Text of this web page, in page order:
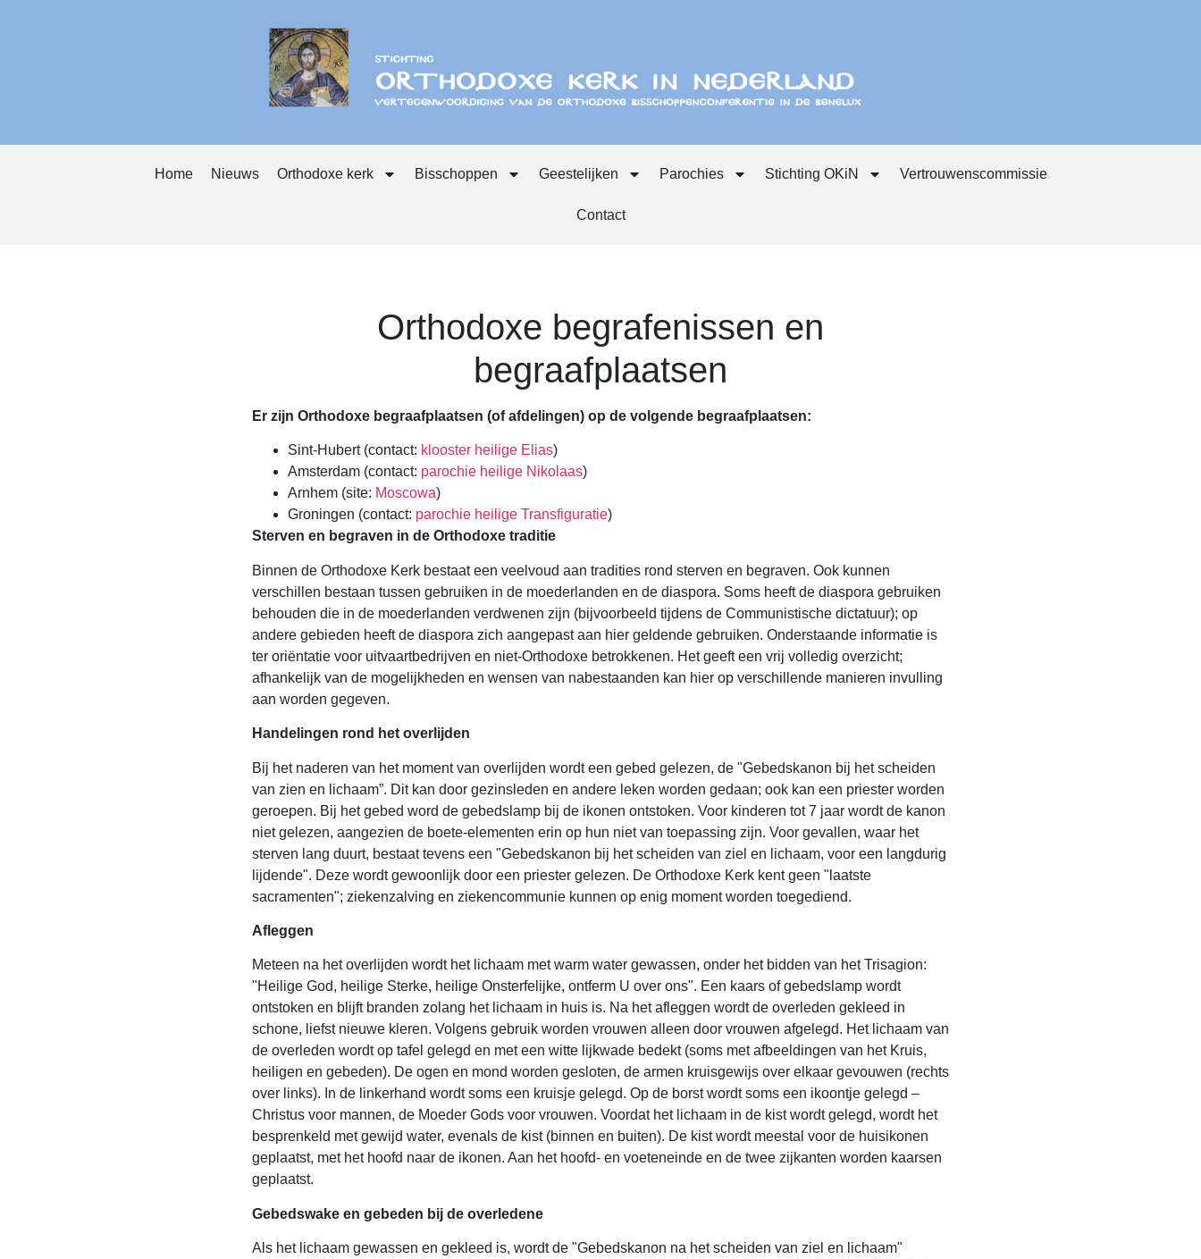
Home Nieuws Orthodoxe kerk Bisschoppen Geestelijken Parochies Stichting OKiN Vertrouwenscommissie
Contact
Orthodoxe begrafenissen en
begraafplaatsen
Er zijn Orthodoxe begraafplaatsen (of afdelingen) op de volgende begraafplaatsen:
Sint-Hubert (contact: klooster heilige Elias)
Amsterdam (contact: parochie heilige Nikolaas)
Arnhem (site: Moscowa)
Groningen (contact: parochie heilige Transfiguratie)
Sterven en begraven in de Orthodoxe traditie
Binnen de Orthodoxe Kerk bestaat een veelvoud aan tradities rond sterven en begraven. Ook kunnen
verschillen bestaan tussen gebruiken in de moederlanden en de diaspora. Soms heeft de diaspora gebruiken
behouden die in de moederlanden verdwenen zijn (bijvoorbeeld tijdens de Communistische dictatuur); op
andere gebieden heeft de diaspora zich aangepast aan hier geldende gebruiken. Onderstaande informatie is
ter oriëntatie voor uitvaartbedrijven en niet-Orthodoxe betrokkenen. Het geeft een vrij volledig overzicht;
afhankelijk van de mogelijkheden en wensen van nabestaanden kan hier op verschillende manieren invulling
aan worden gegeven.
Handelingen rond het overlijden
Bij het naderen van het moment van overlijden wordt een gebed gelezen, de "Gebedskanon bij het scheiden
van zien en lichaam”. Dit kan door gezinsleden en andere leken worden gedaan; ook kan een priester worden
geroepen. Bij het gebed word de gebedslamp bij de ikonen ontstoken. Voor kinderen tot 7 jaar wordt de kanon
niet gelezen, aangezien de boete-elementen erin op hun niet van toepassing zijn. Voor gevallen, waar het
sterven lang duurt, bestaat tevens een "Gebedskanon bij het scheiden van ziel en lichaam, voor een langdurig
lijdende". Deze wordt gewoonlijk door een priester gelezen. De Orthodoxe Kerk kent geen "laatste
sacramenten"; ziekenzalving en ziekencommunie kunnen op enig moment worden toegediend.
Afleggen
Meteen na het overlijden wordt het lichaam met warm water gewassen, onder het bidden van het Trisagion:
"Heilige God, heilige Sterke, heilige Onsterfelijke, ontferm U over ons". Een kaars of gebedslamp wordt
ontstoken en blijft branden zolang het lichaam in huis is. Na het afleggen wordt de overleden gekleed in
schone, liefst nieuwe kleren. Volgens gebruik worden vrouwen alleen door vrouwen afgelegd. Het lichaam van
de overleden wordt op tafel gelegd en met een witte lijkwade bedekt (soms met afbeeldingen van het Kruis,
heiligen en gebeden). De ogen en mond worden gesloten, de armen kruisgewijs over elkaar gevouwen (rechts
over links). In de linkerhand wordt soms een kruisje gelegd. Op de borst wordt soms een ikoontje gelegd –
Christus voor mannen, de Moeder Gods voor vrouwen. Voordat het lichaam in de kist wordt gelegd, wordt het
besprenkeld met gewijd water, evenals de kist (binnen en buiten). De kist wordt meestal voor de huisikonen
geplaatst, met het hoofd naar de ikonen. Aan het hoofd- en voeteneinde en de twee zijkanten worden kaarsen
geplaatst.
Gebedswake en gebeden bij de overledene
Als het lichaam gewassen en gekleed is, wordt de "Gebedskanon na het scheiden van ziel en lichaam"